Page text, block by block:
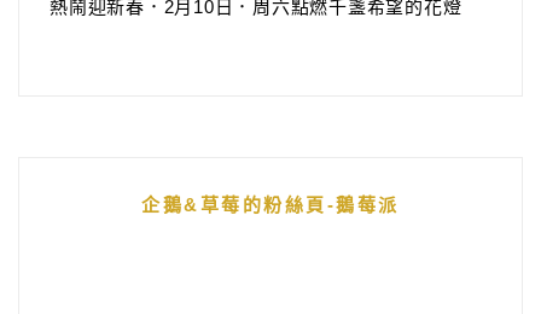
熱鬧迎新春．2月10日．周六點燃千盞希望的花燈
企鵝&草莓的粉絲頁-鵝莓派